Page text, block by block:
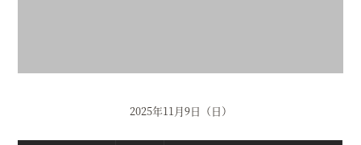
2025年11月9日（日）